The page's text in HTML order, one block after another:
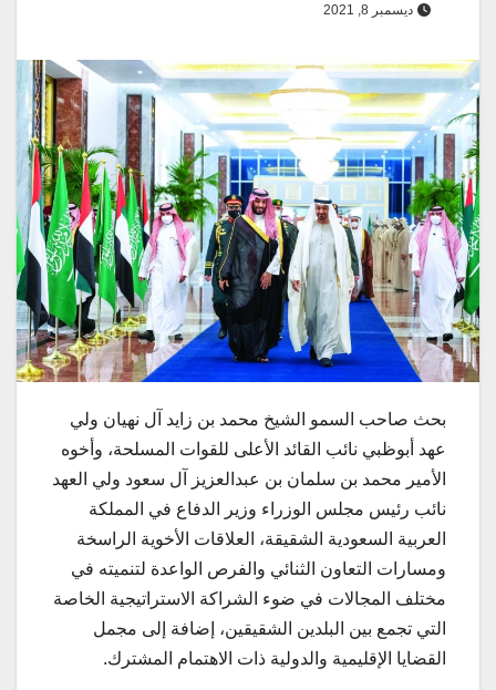
ديسمبر 8, 2021
بحث صاحب السمو الشيخ محمد بن زايد آل نهيان ولي
عهد أبوظبي نائب القائد الأعلى للقوات المسلحة، وأخوه
الأمير محمد بن سلمان بن عبدالعزيز آل سعود ولي العهد
نائب رئيس مجلس الوزراء وزير الدفاع في المملكة
العربية السعودية الشقيقة، العلاقات الأخوية الراسخة
ومسارات التعاون الثنائي والفرص الواعدة لتنميته في
مختلف المجالات في ضوء الشراكة الاستراتيجية الخاصة
التي تجمع بين البلدين الشقيقين، إضافة إلى مجمل
القضايا الإقليمية والدولية ذات الاهتمام المشترك.